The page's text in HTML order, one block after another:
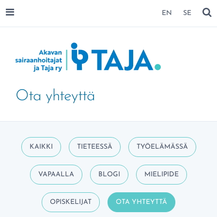
SIIRRY SIVUN SISÄLTÖÖN EN SE
Ota yhteyttä
Aihealueet
KAIKKI TIETEESSÄ TYÖELÄMÄSSÄ
VAPAALLA BLOGI MIELIPIDE
OPISKELIJAT NYKYINEN SIVU
OTA YHTEYTTÄ